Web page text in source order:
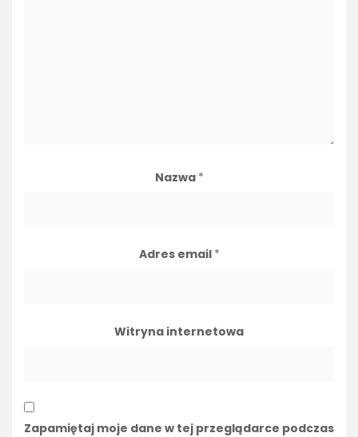
Nazwa *
Adres email *
Witryna internetowa
Zapamiętaj moje dane w tej przeglądarce podczas